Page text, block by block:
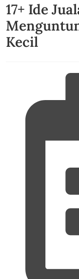
17+ Ide
Kecil